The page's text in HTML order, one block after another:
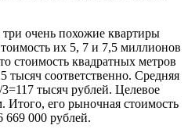
очень похожие квартиры
их 5, 7 и 7,5 миллионов
стоимость квадратных метров
тысяч соответственно. Средняя
тысяч рублей. Целевое
Итого, его рыночная стоимость
669 000 рублей.